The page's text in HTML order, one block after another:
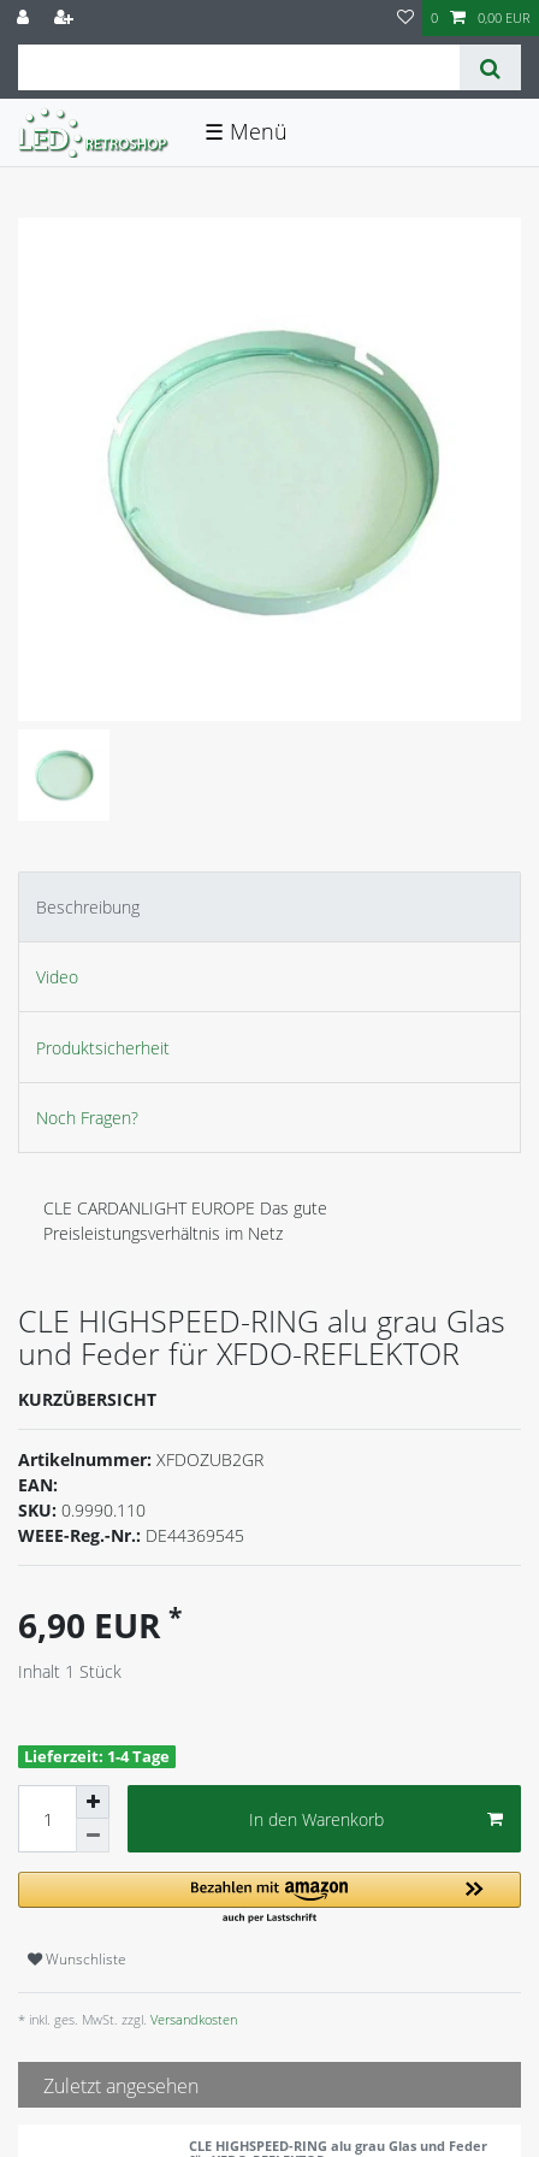
0 0,00 EUR
☰
Beschreibung
Video
Produktsicherheit
Noch Fragen?
CLE CARDANLIGHT EUROPE Das gute
Preisleistungsverhältnis im Netz
CLE HIGHSPEED-RING alu grau Glas
und Feder für XFDO-REFLEKTOR
KURZÜBERSICHT
Artikelnummer: XFDOZUB2GR
EAN:
SKU: 0.9990.110
WEEE-Reg.-Nr.: DE44369545
6,90 EUR *
Inhalt 1 Stück
Lieferzeit: 1-4 Tage
In den Warenkorb
Wunschliste
* inkl. ges. MwSt. zzgl. Versandkosten
Zuletzt angesehen
CLE HIGHSPEED-RING alu grau Glas und Feder